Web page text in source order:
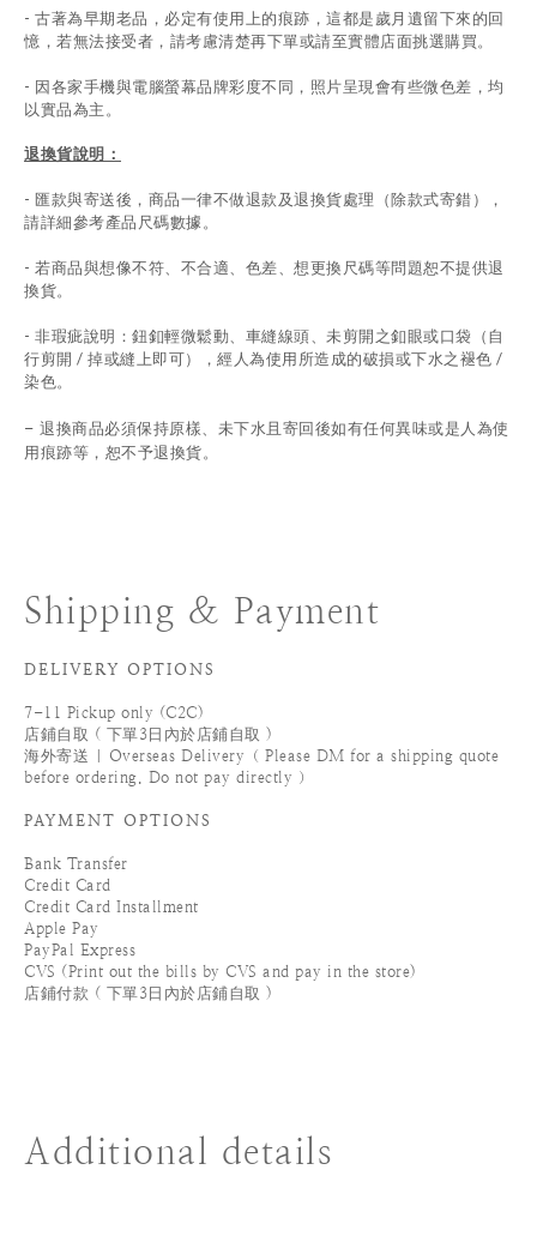
- 古著為早期老品，必定有使用上的痕跡，這都是歲月遺留下來的回
憶，若無法接受者，請考慮清楚再下單或請至實體店面挑選購買。
- 因各家手機與電腦螢幕品牌彩度不同，照片呈現會有些微色差，均
以實品為主。
退換貨說明：
- 匯款與寄送後，商品一律不做退款及退換貨處理（除款式寄錯），
請詳細參考產品尺碼數據 。
- 若商品與想像不符、不合適、色差、想更換尺碼等問題恕不提供退
換貨。
- 非瑕疵說明：鈕釦輕微鬆動、車縫線頭、未剪開之釦眼或口袋（自
行剪開 / 掉或縫上即可），經人為使用所造成的破損或下水之褪色 /
染色。
- 退換商品必須保持原樣、未下水且 寄回後如有任何異味或是人為使
用痕跡等 ， 恕不予退換貨。
Shipping & Payment
DELIVERY OPTIONS
7-11 Pickup only (C2C)
店鋪自取 ( 下單3日內於店鋪自取 )
海外寄送 | Overseas Delivery（ Please DM for a shipping quote
before ordering. Do not pay directly ）
PAYMENT OPTIONS
Bank Transfer
Credit Card
Credit Card Installment
Apple Pay
PayPal Express
CVS (Print out the bills by CVS and pay in the store)
店鋪付款 ( 下單3日內於店鋪自取 )
Additional details